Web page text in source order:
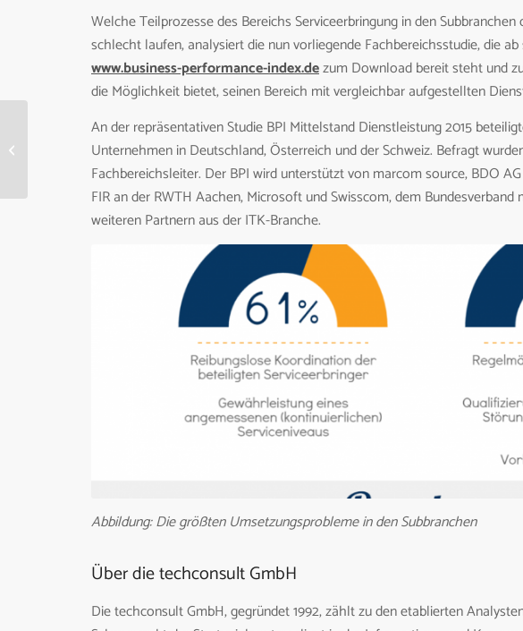
Welche Teilprozesse des Bereichs Serviceerbringung in den
schlecht laufen, analysiert die nun vorliegende Fachbereichsstudie, die
www.business-performance-index.dezum Download bereit steht und
die Möglichkeit bietet, seinen Bereich mit vergleichbar aufgestellten
An der repräsentativen Studie BPI Mittelstand Dienstleistung 2015
Unternehmen in Deutschland, Österreich und der Schweiz. Befragt
Fachbereichsleiter. Der BPI wird unterstützt von marcom source, BDO
FIR an der RWTH Aachen, Microsoft und Swisscom, dem
weiteren Partnern aus der ITK-Branche.
Abbildung: Die größten Umsetzungsprobleme in den Subbranchen
Über die techconsult GmbH
Die techconsult GmbH, gegründet 1992, zählt zu den etablierten
Optimized Data Center
Benchmark und „Grüne“
Rechenzentren in der...